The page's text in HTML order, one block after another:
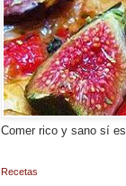
Comer rico y sano sí
Recetas